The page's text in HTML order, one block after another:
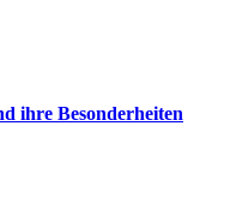
ihre Besonderheiten